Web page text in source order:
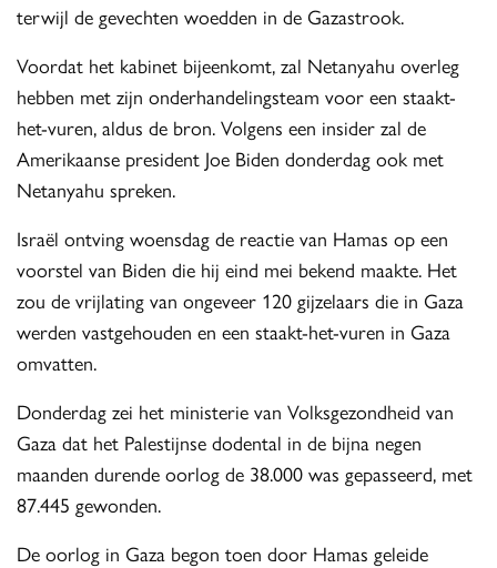
terwijl de gevechten woedden in de Gazastrook.
Voordat het kabinet bijeenkomt, zal Netanyahu overleg
hebben met zijn onderhandelingsteam voor een staakt-
het-vuren, aldus de bron. Volgens een insider zal de
Amerikaanse president Joe Biden donderdag ook met
Netanyahu spreken.
Israël ontving woensdag de reactie van Hamas op een
voorstel van Biden die hij eind mei bekend maakte. Het
zou de vrijlating van ongeveer 120 gijzelaars die in Gaza
werden vastgehouden en een staakt-het-vuren in Gaza
omvatten.
Donderdag zei het ministerie van Volksgezondheid van
Gaza dat het Palestijnse dodental in de bijna negen
maanden durende oorlog de 38.000 was gepasseerd, met
87.445 gewonden.
De oorlog in Gaza begon toen door Hamas geleide